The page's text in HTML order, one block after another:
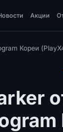
Акции
Кореи